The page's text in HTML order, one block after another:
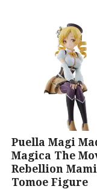
Puella Magi
Magica The
Rebellion Mami
Tomoe Figure